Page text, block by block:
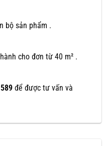
bộ sản phẩm .
cho đơn từ 40 m² .
để được tư vấn và